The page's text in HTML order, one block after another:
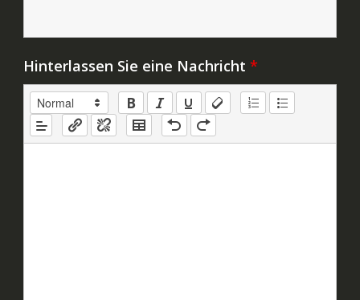
Hinterlassen Sie eine Nachricht *